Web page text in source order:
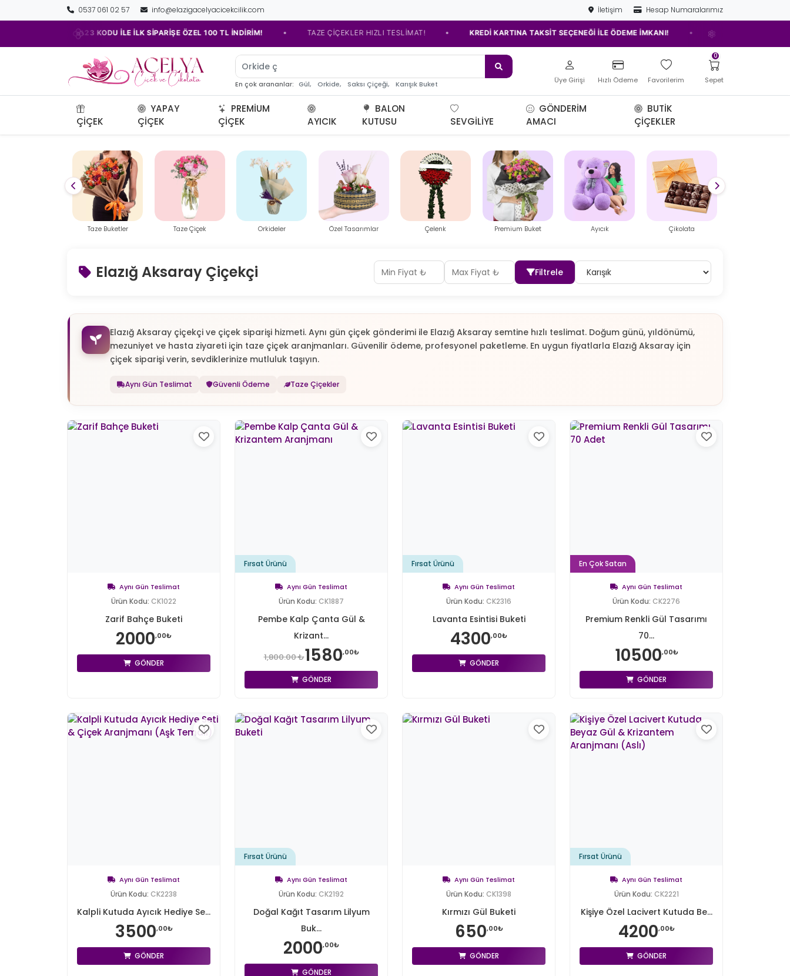
0537 061 02 57 info@elazigacelyacicekcilik.com İletişim Hesap Numaralarımız
ACELYA23 KODU İLE İLK SİPARİŞE ÖZEL 100 TL İNDİRİM! • TAZE ÇİÇEKLER HIZLI TESLİMAT! • KREDİ KARTINA TAKSİT SEÇENEĞİ İLE ÖDEME İMKANI! • ELAZIĞ'IN EN İYİ ÇİÇEKÇİSİ!
Orkide çiçeği
En çok arananlar: Gül, Orkide, Saksı Çiçeği, Karışık Buket Üye Girişi Hızlı Ödeme Favorilerim Sepet
0
ÇIÇEK
YAPAY
ÇIÇEK
PREMIUM
ÇIÇEK
AYICIK
BALON
KUTUSU
SEVGILIYE
GÖNDERIM
AMACI
BUTIK
ÇIÇEKLER
Taze Çiçek Orkideler Özel Tasarımlar Çelenk Premium Buket Ayıcık Çikolata Mini Teraryum
Elazığ Aksaray Çiçekçi Filtrele
Elazığ Aksaray çiçekçi ve çiçek siparişi hizmeti. Aynı gün çiçek gönderimi ile Elazığ Aksaray semtine hızlı teslimat. Doğum günü, yıldönümü,
mezuniyet ve hasta ziyareti için taze çiçek aranjmanları. Güvenilir ödeme, profesyonel paketleme. En uygun fiyatlarla Elazığ Aksaray için
çiçek siparişi verin, sevdiklerinize mutluluk taşıyın.
Aynı Gün Teslimat Güvenli Ödeme Taze Çiçekler
Aynı Gün Teslimat
Ürün Kodu: CK1022
Zarif Bahçe Buketi
2000,00₺
GÖNDER
Fırsat Ürünü
Aynı Gün Teslimat
Ürün Kodu: CK1887
Pembe Kalp Çanta Gül &
Krizant...
1,800.00 ₺1580,00₺
GÖNDER
Fırsat Ürünü
Aynı Gün Teslimat
Ürün Kodu: CK2316
Lavanta Esintisi Buketi
4300,00₺
GÖNDER
En Çok Satan
Aynı Gün Teslimat
Ürün Kodu: CK2276
Premium Renkli Gül Tasarımı
70...
10500,00₺
GÖNDER
Aynı Gün Teslimat
Ürün Kodu: CK2238
Kalpli Kutuda Ayıcık Hediye Se...
3500,00₺
GÖNDER
Fırsat Ürünü
Aynı Gün Teslimat
Ürün Kodu: CK2192
Doğal Kağıt Tasarım Lilyum
Buk...
2000,00₺
GÖNDER
Aynı Gün Teslimat
Ürün Kodu: CK1398
Kırmızı Gül Buketi
650,00₺
GÖNDER
Fırsat Ürünü
Aynı Gün Teslimat
Ürün Kodu: CK2221
Kişiye Özel Lacivert Kutuda Be...
4200,00₺
GÖNDER